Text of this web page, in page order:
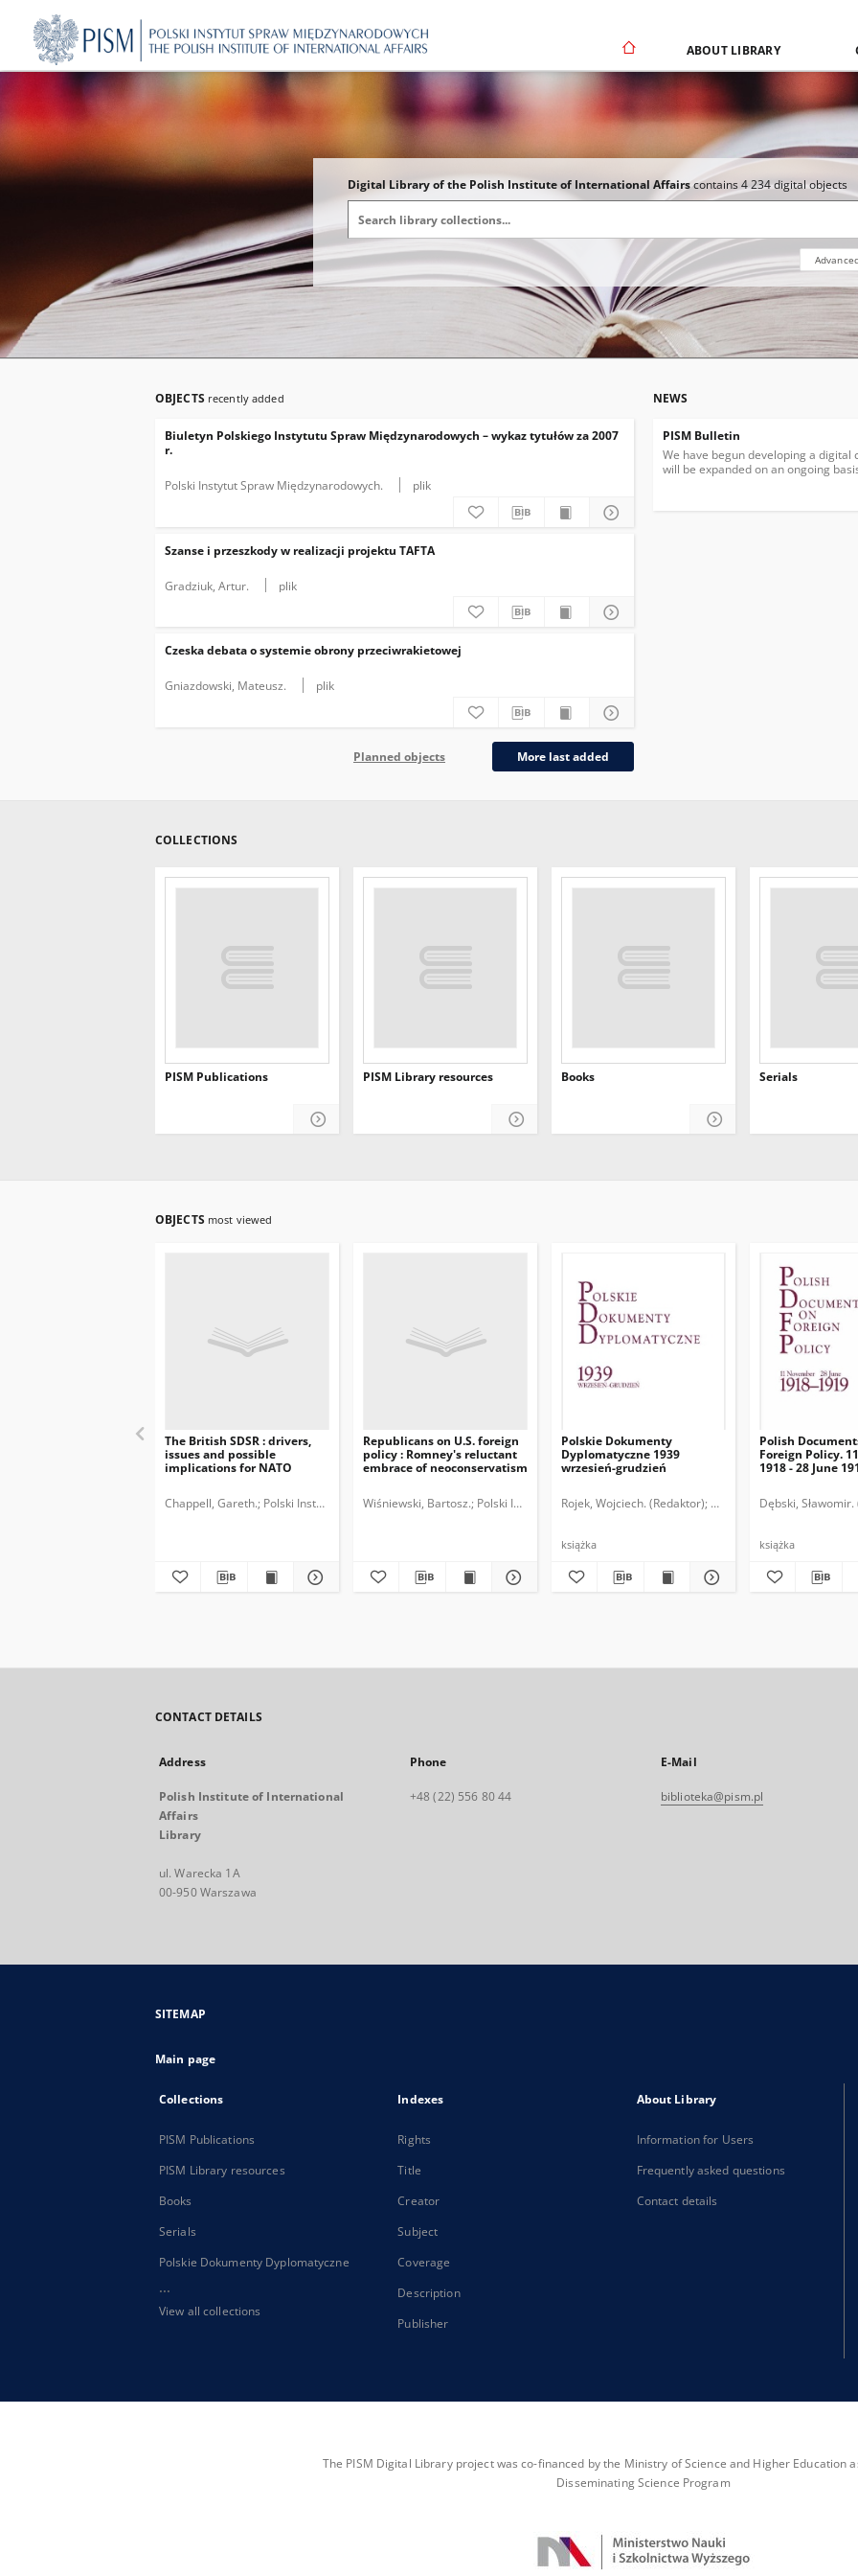
ABOUT LIBRARY
Digital Library of the Polish Institute of International Affairscontains 4 234 digital objects
OBJECTS recently added
Biuletyn Polskiego Instytutu Spraw Międzynarodowych – wykaz tytułów za 2007
r.
Polski Instytut Spraw Międzynarodowych. plik
Szanse i przeszkody w realizacji projektu TAFTA
Gradziuk, Artur. plik
Czeska debata o systemie obrony przeciwrakietowej
Gniazdowski, Mateusz. plik
Planned objects More last added
NEWS
PISM Bulletin
We have begun developing a digital
will be expanded on an ongoing
COLLECTIONS
PISM Publications PISM Library resources Books Serials
OBJECTS most viewed
The British SDSR : drivers,
issues and possible
implications for NATO
Chappell, Gareth. Polski Instytut Spraw Międzynarodowych.
Republicans on U.S. foreign
policy : Romney's reluctant
embrace of neoconservatism
Wiśniewski, Bartosz. Polski Instytut Spraw Międzynarodowych.
Polskie Dokumenty
Dyplomatyczne 1939
wrzesień-grudzień
Rojek, Wojciech. (Redaktor) Długołęcki, Piotr.
książka
Polish
Foreign Policy.
1918 - 28 June
Dębski,
książka
CONTACT DETAILS
Address
Polish Institute of International
Affairs
Library
ul. Warecka 1A
00-950 Warszawa
Phone
+48 (22) 556 80 44
E-Mail
biblioteka@pism.pl
SITEMAP
Main page
Collections
PISM Publications
PISM Library resources
Books
Serials
Polskie Dokumenty Dyplomatyczne
...
View all collections
Indexes
Rights
Title
Creator
Subject
Coverage
Description
Publisher
About Library
Information for Users
Frequently asked questions
Contact details
The PISM Digital Library project was co-financed by the Ministry of Science and Higher Education
Disseminating Science Program